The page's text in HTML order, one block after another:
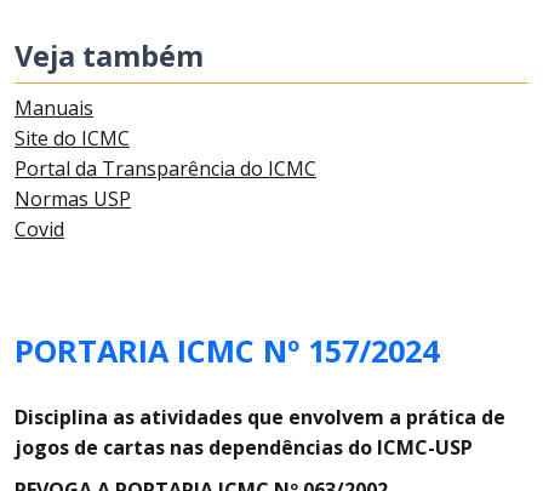
Veja também
Manuais
Site do ICMC
Portal da Transparência do ICMC
Normas USP
Covid
PORTARIA ICMC Nº 157/2024
Disciplina as atividades que envolvem a prática de
jogos de cartas nas dependências do ICMC-USP